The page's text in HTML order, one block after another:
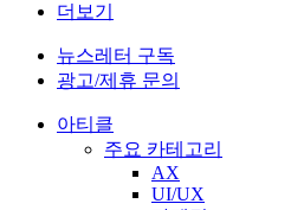
더보기
뉴스레터 구독
광고/제휴 문의
아티클
주요 카테고리
AX
UI/UX